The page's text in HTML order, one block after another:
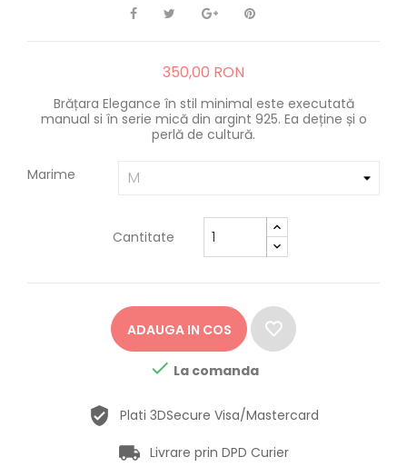
350,00 RON
Brățara Elegance în stil minimal este executată
manual si în serie mică din argint 925. Ea deține și o
perlă de cultură.
Marime
Cantitate
ADAUGA IN COS
 La comanda
Plati 3DSecure Visa/Mastercard
Livrare prin DPD Curier